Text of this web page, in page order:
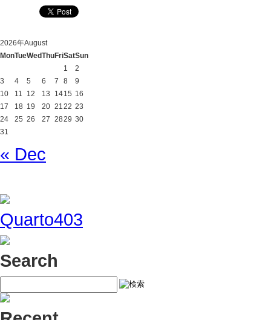
2026年August
MonTueWedThuFriSatSun
1
2
3
4 5 6 7 8
9
10
11 12 13 1415 16
17
18 19 20 2122 23
24
25 26 27 2829 30
31
« Dec